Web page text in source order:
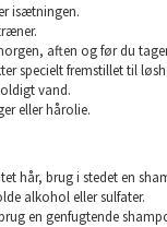
isætningen.
aften og før du
specielt fremstillet til
vand.
eller hårolie.
hår, brug i stedet en
alkohol eller sulfater.
en genfugtende